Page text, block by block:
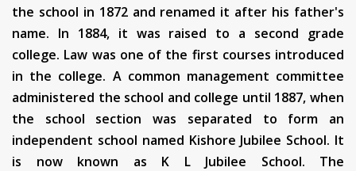
the school in 1872 and renamed it after his father's
name. In 1884, it was raised to a second grade
college. Law was one of the first courses introduced
in the college. A common management committee
administered the school and college until 1887, when
the school section was separated to form an
independent school named Kishore Jubilee School. It
is now known as K L Jubilee School. The